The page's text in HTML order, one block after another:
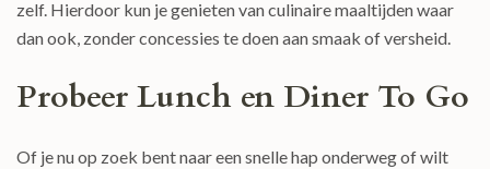
zelf. Hierdoor kun je genieten van culinaire maaltijden waar
dan ook, zonder concessies te doen aan smaak of versheid.
Probeer Lunch en Diner To Go
Of je nu op zoek bent naar een snelle hap onderweg of wilt